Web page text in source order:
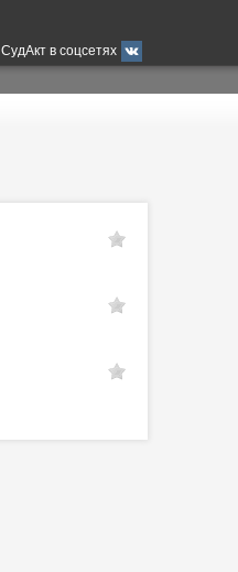
СудАкт в соцсетях